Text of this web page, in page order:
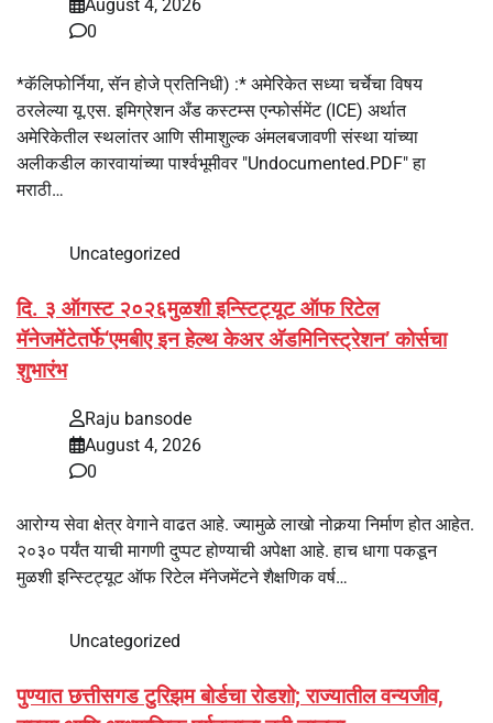
August 4, 2026
0
*कॅलिफोर्निया, सॅन होजे प्रतिनिधी) :* अमेरिकेत सध्या चर्चेचा विषय
ठरलेल्या यू.एस. इमिग्रेशन अँड कस्टम्स एन्फोर्समेंट (ICE) अर्थात
अमेरिकेतील स्थलांतर आणि सीमाशुल्क अंमलबजावणी संस्था यांच्या
अलीकडील कारवायांच्या पार्श्वभूमीवर "Undocumented.PDF" हा
मराठी…
Uncategorized
दि. ३ ऑगस्ट २०२६मुळशी इन्स्टिट्यूट ऑफ रिटेल
मॅनेजमेंटेतर्फे‘एमबीए इन हेल्थ केअर अ‍ॅडमिनिस्ट्रेशन’ कोर्सचा
शुभारंभ
Raju bansode
August 4, 2026
0
आरोग्य सेवा क्षेत्र वेगाने वाढत आहे. ज्यामुळे लाखो नोकर्‍या निर्माण होत आहेत.
२०३० पर्यंत याची मागणी दुप्पट होण्याची अपेक्षा आहे. हाच धागा पकडून
मुळशी इन्स्टिट्यूट ऑफ रिटेल मॅनेजमेंटने शैक्षणिक वर्ष…
Uncategorized
पुण्यात छत्तीसगड टुरिझम बोर्डचा रोडशो; राज्यातील वन्यजीव,